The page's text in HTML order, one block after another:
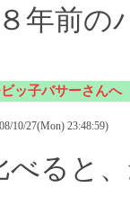
年前
ッ子バサーさんへ
10/27(Mon) 23:48:59)
べると